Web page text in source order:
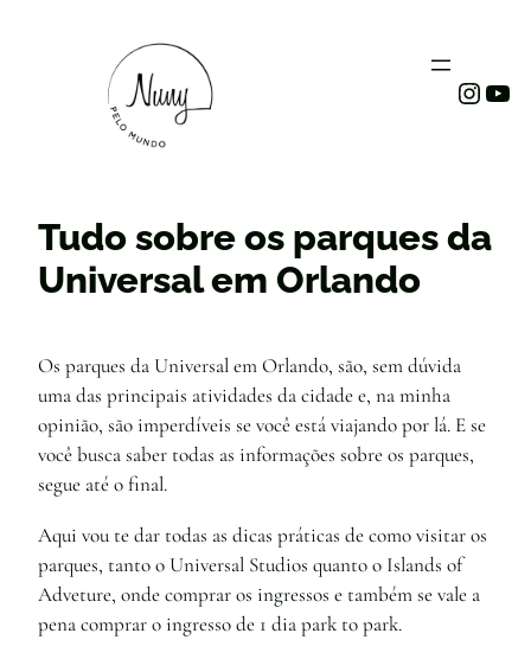
Tudo sobre os parques da
Universal em Orlando
Os parques da Universal em Orlando, são, sem dúvida
uma das principais atividades da cidade e, na minha
opinião, são imperdíveis se você está viajando por lá. E se
você busca saber todas as informações sobre os parques,
segue até o final.
Aqui vou te dar todas as dicas práticas de como visitar os
parques, tanto o Universal Studios quanto o Islands of
Adveture, onde comprar os ingressos e também se vale a
pena comprar o ingresso de 1 dia park to park.